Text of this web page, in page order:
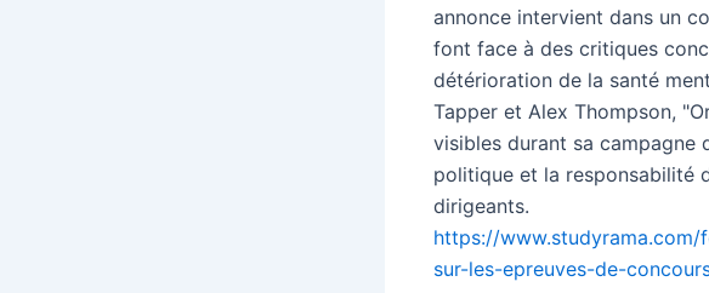
annonce intervient dans un
font face à des critiques
détérioration de la santé
Tapper et Alex Thompson,
visibles durant sa campagne
politique et la responsabilité
dirigeants.
https://
sur-les-epreuves-de-